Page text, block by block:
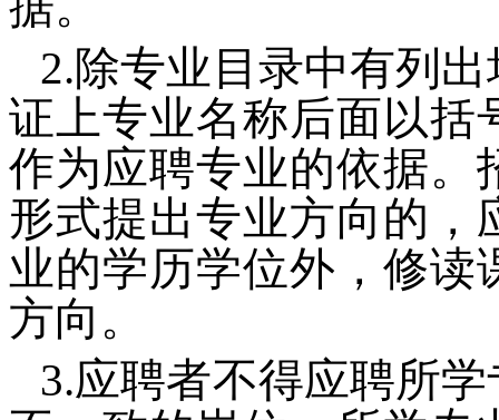
2.除专业目录中有列
证上专业名称后面以括
作为应聘专业的依据。
形式提出专业方向的，
业的学历学位外，修读
方向。
3.应聘者不得应聘所